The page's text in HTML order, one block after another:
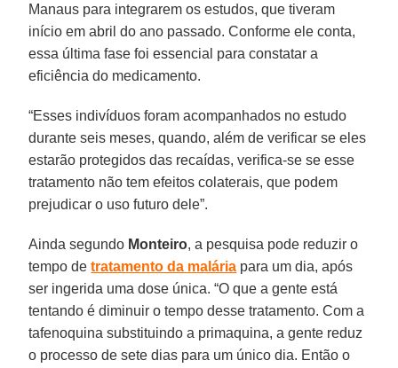
Manaus para integrarem os estudos, que tiveram
início em abril do ano passado. Conforme ele conta,
essa última fase foi essencial para constatar a
eficiência do medicamento.
“Esses indivíduos foram acompanhados no estudo
durante seis meses, quando, além de verificar se eles
estarão protegidos das recaídas, verifica-se se esse
tratamento não tem efeitos colaterais, que podem
prejudicar o uso futuro dele”.
Ainda segundo Monteiro, a pesquisa pode reduzir o
tempo detratamento da malária para um dia, após
ser ingerida uma dose única. “O que a gente está
tentando é diminuir o tempo desse tratamento. Com a
tafenoquina substituindo a primaquina, a gente reduz
o processo de sete dias para um único dia. Então o